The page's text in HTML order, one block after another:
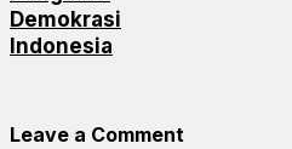
Demokrasi
Indonesia
Leave a Comment